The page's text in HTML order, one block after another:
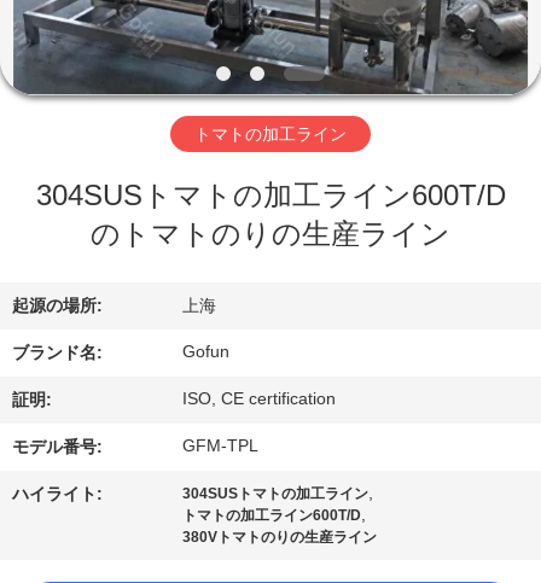
ダ
ク
オ
トマトの加工ライン
304SUSトマトの加工ライン600T/D
のトマトのりの生産ライン
起源の場所: 上海
ブランド名: Gofun
証明: ISO, CE certification
モデル番号: GFM-TPL
ハイライト: 304SUSトマトの加工ライン,
トマトの加工ライン600T/D,
380Vトマトのりの生産ライン